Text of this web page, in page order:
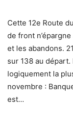
Cette 12e Route
de front
et les abandons.
sur 138 au
logiquement la
novembre :
est…